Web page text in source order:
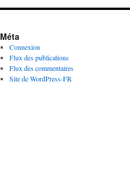
Méta
Connexion
Flux des publications
Flux des commentaires
Site de WordPress-FR